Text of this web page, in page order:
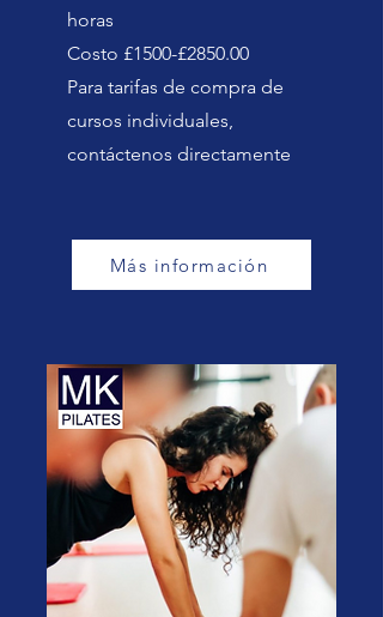
horas
Costo £1500-£2850.00
Para tarifas de compra de
cursos individuales,
contáctenos directamente
Más información